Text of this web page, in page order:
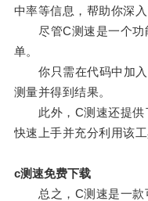
中率等信息，帮助你深
尽管C测速是一个功
单。
你只需在代码中加入
测量并得到结果。
此外，C测速还提供
快速上手并充分利用该工
c测速免费下载
总之，C测速是一款